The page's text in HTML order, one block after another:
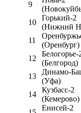
9
10
Горький-2
(Нижний
11
(Оренбург)
12
Белогорье-
(Белгород)
13
Динамо-
(Уфа)
14
Кузбасс-2
(Кемерово)
Енисей-2